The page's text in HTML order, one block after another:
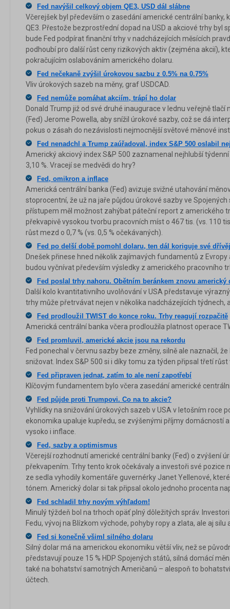
Fed navýšil celkový objem QE3, USD dál slábne
Včerejšek byl především o zasedání americké centrální banky,
QE3. Přestože bezprostřední dopad na USD a akciové trhy byl
bude Fed podpírat finanční trhy v nadcházejících měsících
podhoubí pro další růst ceny rizikových aktiv (zejména akcií),
pokračujícím oslabováním amerického dolaru.
Fed nečekaně zvýšil úrokovou sazbu z 0.5% na 0.75%
Vliv úrokových sazeb na měny, graf USDCAD.
Fed nemůže pomáhat akciím, trápí ho dolar
Donald Trump již od své druhé inaugurace v lednu veřejně
(Fed) Jerome Powella, aby snížil úrokové sazby, což se dá
pokus o zásah do nezávislosti nejmocnější světové měnové
Fed nenadchl a Trump zaúřadoval, index S&P 500 oslabil
Americký akciový index S&P 500 zaznamenal nejhlubší
3,10 %. Vracejí se medvědi do hry?
Fed, omikron a inflace
Americká centrální banka (Fed) avizuje svižné utahování
stoprocentní, že už na jaře půjdou úrokové sazby ve
přístupem měl možnost zahýbat páteční report z amerického
překvapivě vysokou tvorbu pracovních míst o 467 tis. (vs. 110
růst mezd o 0,7 % (vs. 0,5 % očekávaných).
Fed po delší době pomohl dolaru, ten dál koriguje své
Dnešek přinese hned několik zajímavých fundamentů z
budou vyčnívat především výsledky z amerického pracovního
Fed poslal trhy nahoru. Obětním beránkem znovu americký
Další kolo kvantitativního uvolňování v USA představuje
trhy může přetrvávat nejen v několika nadcházejících týdnech,
Fed prodloužil TWIST do konce roku. Trhy reagují rozpačitě
Americká centrální banka včera prodloužila platnost operace
Fed promluvil, americké akcie jsou na rekordu
Fed ponechal v červnu sazby beze změny, silně ale naznačil,
snižovat. Index S&P 500 si i díky tomu za týden připsal třetí růst
Fed připraven jednat, zatím to ale není zapotřebí
Klíčovým fundamentem bylo včera zasedání americké
Fed půjde proti Trumpovi. Co na to akcie?
Vyhlídky na snižování úrokových sazeb v USA v letošním roce
ekonomika upaluje kupředu, se zvýšenými příjmy domácností
vysoko i inflace.
Fed, sazby a optimismus
Včerejší rozhodnutí americké centrální banky (Fed) o zvýšení
překvapením. Trhy tento krok očekávaly a investoři své pozice
ze sedla vyhodily komentáře guvernérky Janet Yellenové,
tónem. Americký dolar si tak připsal okolo jednoho procenta
Fed schladil trhy novým výhľadom!
Minulý týždeň bol na trhoch opäť plný dôležitých správ.
Fedu, vývoj na Blízkom východe, pohyby ropy a zlata, ale aj silu
Fed si konečně všiml silného dolaru
Silný dolar má na americkou ekonomiku větší vliv, než se
představují pouze 15 % HDP Spojených států, silná domácí
také na bohatství samotných Američanů – alespoň to
účtech.